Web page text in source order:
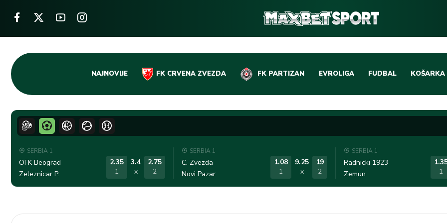
Skip
content
NAJNOVIJE FK CRVENA ZVEZDA FK PARTIZAN EVROLIGA FUDBAL
DOMAĆI FUDBAL
LIGE PETICE
OSTALE LIGE
KOŠARKA
EVROLIGA
ABA LIGA
SERBIA 1
OFK Beograd
Zeleznicar P.
2.35
1
3.4
x
2.75
2
SERBIA 1
C. Zvezda
Novi Pazar
1.08
1
9.25
x
19
2
SERBIA 1
Radnicki 1923
Zemun
1